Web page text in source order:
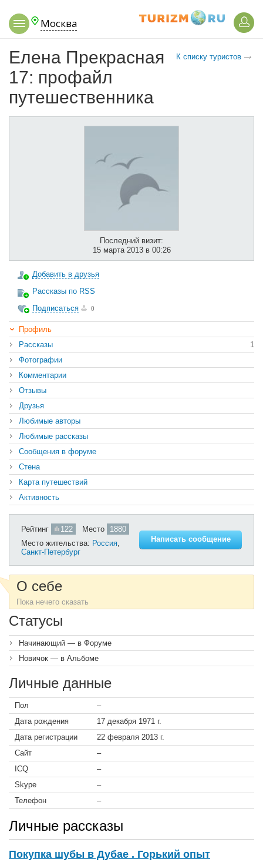
Москва
К списку туристов
Елена Прекрасная
17: профайл
путешественника
Последний визит:
15 марта 2013 в 00:26
Добавить в друзья
Рассказы по RSS
Подписаться
0
Профиль
Рассказы
1
Фотографии
Комментарии
Отзывы
Друзья
Любимые авторы
Любимые рассказы
Сообщения в форуме
Стена
Карта путешествий
Активность
Рейтинг 122 Место
1880
Место жительства: Россия,
Санкт-Петербург
Написать сообщение
О себе
Пока нечего сказать
Статусы
Начинающий — в Форуме
Новичок — в Альбоме
Личные данные
Пол
–
Дата рождения
17 декабря 1971 г.
Дата регистрации
22 февраля 2013 г.
Сайт
–
ICQ
–
Skype
–
Телефон
–
Личные рассказы
Покупка шубы в Дубае . Горький опыт